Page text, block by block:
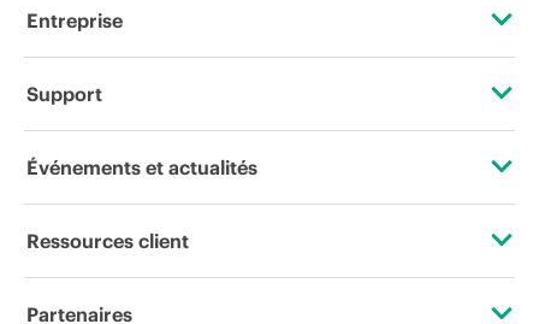
Entreprise
À propos de HPE
Responsabilité d’entreprise
HPE Labs
Support
Services d’assistance opérationnelle (OSS)
Événements et actualités
Événements
Ressources client
Nous contacter
Partenaires